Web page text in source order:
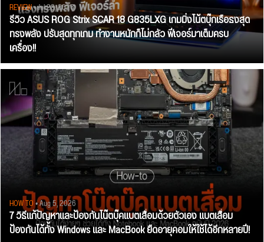
REVIEW• Jul 28, 2026
รีวิว ASUS ROG Strix SCAR 18 G835LXG เกมมิ่งโน้ตบุ๊กเรือธงสุด
ทรงพลัง ปรับสุดทุกเกม ทำงานหนักก็ไม่กลัว ฟีเจอร์มาเต็มครบ
เครื่อง!!
HOW TO• Aug 5, 2026
7 วิธีแก้ปัญหาและป้องกันโน๊ตบุ๊คแบตเสื่อมด้วยตัวเอง แบตเสื่อม
ป้องกันได้ทั้ง Windows และ MacBook ยืดอายุคอมให้ใช้ได้อีกหลายปี!